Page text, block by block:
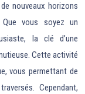
nouveaux horizons
vous soyez un
la clé d’une
Cette activité
vous permettant de
Cependant,